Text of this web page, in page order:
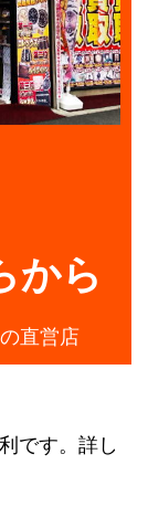
から
直営店
です。詳し